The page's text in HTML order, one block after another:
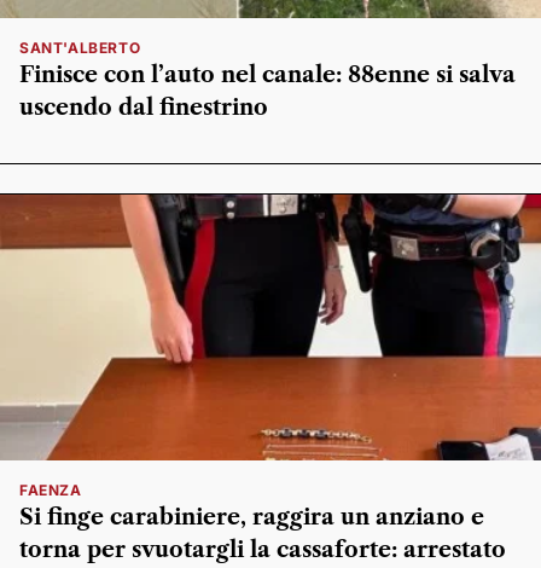
SANT'ALBERTO
Finisce con l’auto nel canale: 88enne si salva
uscendo dal finestrino
FAENZA
Si finge carabiniere, raggira un anziano e
torna per svuotargli la cassaforte: arrestato